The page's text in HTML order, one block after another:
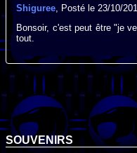
Shiguree , Posté le 23/10/
Bonsoir, c'est peut être "je
tout.
SOUVENIRS